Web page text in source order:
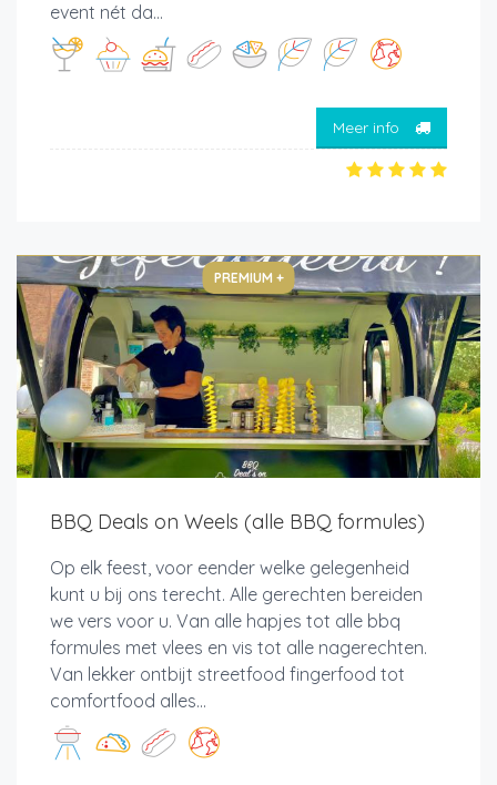
event nét da...
Meer info
PREMIUM +
BBQ Deals on Weels (alle BBQ formules)
Op elk feest, voor eender welke gelegenheid
kunt u bij ons terecht. Alle gerechten bereiden
we vers voor u. Van alle hapjes tot alle bbq
formules met vlees en vis tot alle nagerechten.
Van lekker ontbijt streetfood fingerfood tot
comfortfood alles...